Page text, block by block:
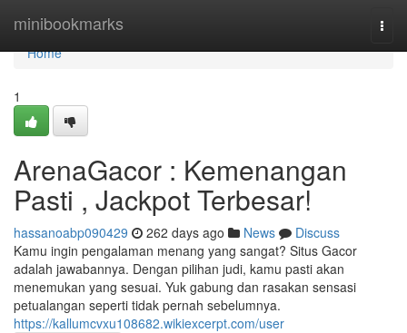
minibookmarks
Home
Home
1
ArenaGacor : Kemenangan
Pasti , Jackpot Terbesar!
hassanoabp090429 262 days ago News
Discuss
Kamu ingin pengalaman menang yang sangat? Situs Gacor
adalah jawabannya. Dengan pilihan judi, kamu pasti akan
menemukan yang sesuai. Yuk gabung dan rasakan sensasi
petualangan seperti tidak pernah sebelumnya.
https://kallumcvxu108682.wikiexcerpt.com/user